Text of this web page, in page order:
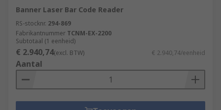
Banner Laser Bar Code Reader
RS-stocknr. 294-869
Fabrikantnummer TCNM-EX-2200
Subtotaal (1 eenheid)
€ 2.940,74(excl. BTW) € 2.940,74/eenheid
Aantal